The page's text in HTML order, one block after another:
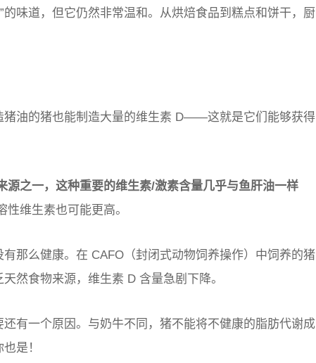
的味道，但它仍然非常温和。从烘焙食品到糕点和饼干，厨
猪油的猪也能制造大量的维生素 D——这就是它们能够获得
源之一，这种重要的维生素/激素含量几乎与鱼肝油一样
维生素也可能更高。
那么健康。在 CAFO（封闭式动物饲养操作）中饲养的猪
然食物来源，维生素 D 含量急剧下降。
有一个原因。与奶牛不同，猪不能将不健康的脂肪代谢成
是！